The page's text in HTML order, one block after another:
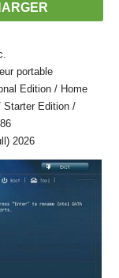
portable
Edition / Home
Starter Edition /
2026